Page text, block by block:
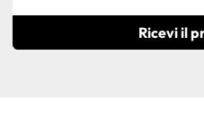
Ricevi il